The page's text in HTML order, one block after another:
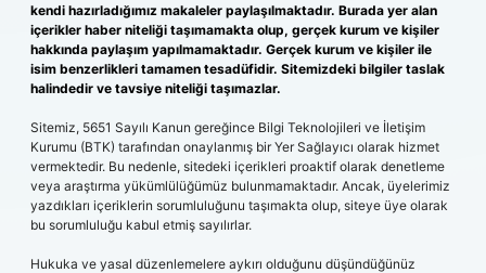
kendi hazırladığımız makaleler paylaşılmaktadır. Burada yer alan
içerikler haber niteliği taşımamakta olup, gerçek kurum ve kişiler
hakkında paylaşım yapılmamaktadır. Gerçek kurum ve kişiler ile
isim benzerlikleri tamamen tesadüfidir. Sitemizdeki bilgiler taslak
halindedir ve tavsiye niteliği taşımazlar.
Sitemiz, 5651 Sayılı Kanun gereğince Bilgi Teknolojileri ve İletişim
Kurumu (BTK) tarafından onaylanmış bir Yer Sağlayıcı olarak hizmet
vermektedir. Bu nedenle, sitedeki içerikleri proaktif olarak denetleme
veya araştırma yükümlülüğümüz bulunmamaktadır. Ancak, üyelerimiz
yazdıkları içeriklerin sorumluluğunu taşımakta olup, siteye üye olarak
bu sorumluluğu kabul etmiş sayılırlar.
Hukuka ve yasal düzenlemelere aykırı olduğunu düşündüğünüz